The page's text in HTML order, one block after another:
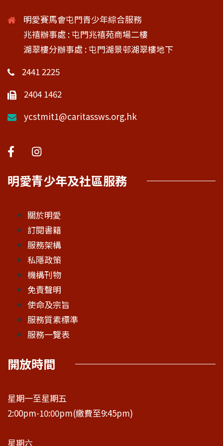
明愛賽馬會屯門青少年綜合服務
兆禧辦事處 : 屯門兆禧苑商場二樓
湖翠樓分辦事處 : 屯門湖景邨湖翠樓地下
2441 2225
2404 1462
ycstmit1@caritassws.org.hk
明愛青少年及社區服務
關於明愛
訂閱書籍
服務架構
私隱政策
機構刊物
免責聲明
使命及宗旨
服務質素標準
服務一覽表
開放時間
星期一至星期五
2:00pm-10:00pm(繳費至9:45pm)
星期六